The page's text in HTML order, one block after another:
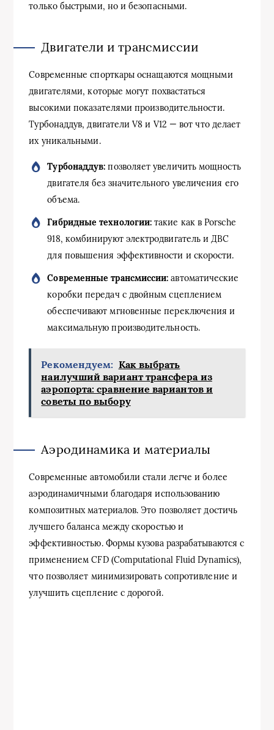
только быстрыми, но и безопасными.
Двигатели и трансмиссии
Современные спорткары оснащаются мощными
двигателями, которые могут похвастаться
высокими показателями производительности.
Турбонаддув, двигатели V8 и V12 — вот что делает
их уникальными.
Турбонаддув: позволяет увеличить мощность
двигателя без значительного увеличения его
объема.
Гибридные технологии: такие как в Porsche
918, комбинируют электродвигатель и ДВС
для повышения эффективности и скорости.
Современные трансмиссии: автоматические
коробки передач с двойным сцеплением
обеспечивают мгновенные переключения и
максимальную производительность.
Рекомендуем: Как выбрать
наилучший вариант трансфера из
аэропорта: сравнение вариантов и
советы по выбору
Аэродинамика и материалы
Современные автомобили стали легче и более
аэродинамичными благодаря использованию
композитных материалов. Это позволяет достичь
лучшего баланса между скоростью и
эффективностью. Формы кузова разрабатываются с
применением CFD (Computational Fluid Dynamics),
что позволяет минимизировать сопротивление и
улучшить сцепление с дорогой.